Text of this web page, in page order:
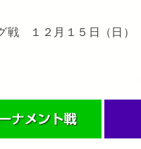
戦 １２月１５日（日）